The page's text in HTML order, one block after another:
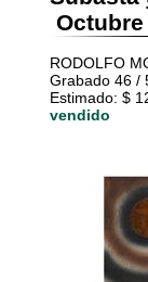
Octubre
RODOLFO
Grabado 46 /
Estimado: $
vendido